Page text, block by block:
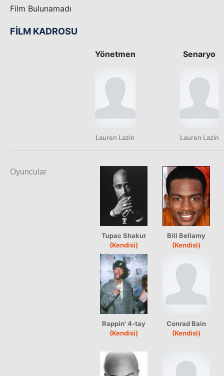
Film Bulunamadı
FİLM KADROSU
Yönetmen
Lauren Lazin
Senaryo
Lauren Lazin
Oyuncular
Tupac Shakur
(Kendisi)
Bill Bellamy
(Kendisi)
Rappin' 4-tay
(Kendisi)
Conrad Bain
(Kendisi)